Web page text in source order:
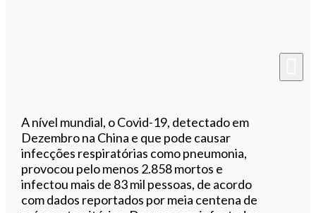
A nível mundial, o Covid-19, detectado em
Dezembro na China e que pode causar
infecções respiratórias como pneumonia,
provocou pelo menos 2.858 mortos e
infectou mais de 83 mil pessoas, de acordo
com dados reportados por meia centena de